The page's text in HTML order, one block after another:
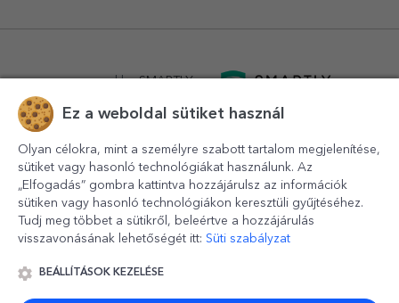
powered bySMARTLY.ro
© 2016-2026 StarGift
Ez a weboldal sütiket használ
Olyan célokra, mint a személyre szabott tartalom megjelenítése,
sütiket vagy hasonló technológiákat használunk. Az
„Elfogadás” gombra kattintva hozzájárulsz az információk
sütiken vagy hasonló technológiákon keresztüli gyűjtéséhez.
Tudj meg többet a sütikről, beleértve a hozzájárulás
visszavonásának lehetőségét itt: Süti szabályzat
BEÁLLÍTÁSOK KEZELÉSE